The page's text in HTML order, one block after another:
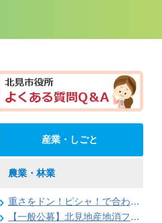
産業・しごと
農業・林業
重さをドン！ピシャ！で合わせろ てんびんゲ～ム参加者の募集（北見地産地消フェスタ2026）
【一般公募】北見地産地消フェスタ2026ステージイベント出演者の募集